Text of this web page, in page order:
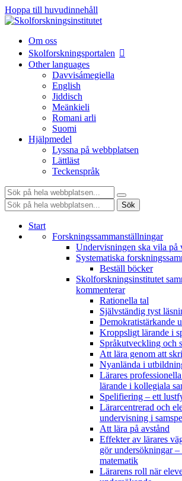
Hoppa till huvudinnehåll
Om oss
Skolforskningsportalen
Other languages
Davvisámegiella
English
Jiddisch
Meänkieli
Romani arli
Suomi
Hjälpmedel
Lyssna på webbplatsen
Lättläst
Teckenspråk
Sök:
Sök:
Sök
Start
Forskningssammanställningar
Undervisningen ska vila på
Systematiska
Beställ böcker
Skolforskningsinstitutet
kommenterar
Rationella tal
Självständig tyst
Demokratistärkande
Kroppsligt lärande i
Språkutveckling och
Att lära genom att
Nyanlända i
Lärares
lärande i kollegiala
Spelifiering – ett
Lärarcentrerad och
undervisning i
Att lära på avstånd
Effekter av lärares
gör undersökningar
matematik
Lärarens roll när